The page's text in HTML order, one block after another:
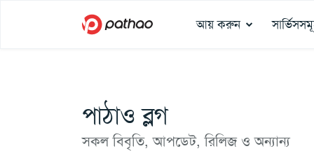
আয় করুন
পাঠাও ব্লগ
সকল বিবৃতি, আপডেট, রিলিজ ও অন্যান্য